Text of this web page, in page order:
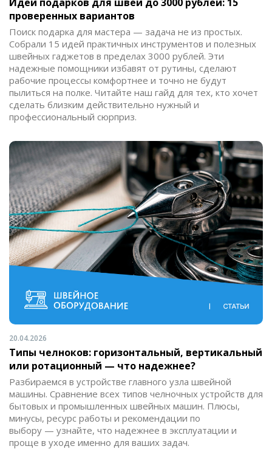
проверенных вариантов
Поиск подарка для мастера — задача не из простых.
Собрали 15 идей практичных инструментов и полезных
швейных гаджетов в пределах 3000 рублей. Эти
надежные помощники избавят от рутины, сделают
рабочие процессы комфортнее и точно не будут
пылиться на полке. Читайте наш гайд для тех, кто хочет
сделать близким действительно нужный и
профессиональный сюрприз.
20.04.2026
Типы челноков: горизонтальный, вертикальный
или ротационный — что надежнее?
Разбираемся в устройстве главного узла швейной
машины. Сравнение всех типов челночных устройств для
бытовых и промышленных швейных машин. Плюсы,
минусы, ресурс работы и рекомендации по
выбору — узнайте, что надежнее в эксплуатации и
проще в уходе именно для ваших задач.